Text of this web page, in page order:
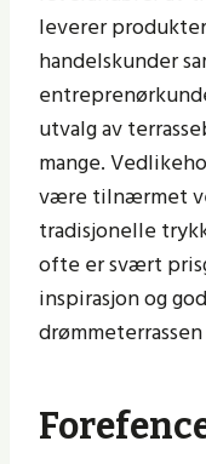
leverer
handelskunder
utvalg av
mange.
være tilnærmet
tradisjonelle
ofte er svært
inspirasjon og